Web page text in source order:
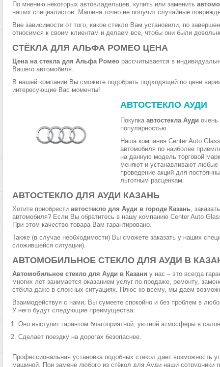
По мнению некоторых автовладельцев, купить или заменить
наших специалистов. Машина точно не получит случайные
Вне зависимости от того, какое стекло Вам установили, по
относимся к своим клиентам и делаем все, чтобы они были
СТЁКЛА ДЛЯ АЛЬФА РОМЕО ЦЕНА
Цена на стекла для Альфа Ромео рассчитывается в
Вашего автомобиля.
В нашей компании Вы сможете подобрать подходящий по цене
интересующие Вас моменты!
АВТОСТЕКЛО АУДИ
Покупка автостекла Ауди очень
популярностью.
Наша компания Center Auto
автомобиля по наиболее
на данную модель торговой
меняют и устанавливают любые
проведение акций для
льготным расценкам.
АВТОСТЕКЛО ДЛЯ АУДИ КАЗАНЬ
Хотите приобрести автостекло для Ауди в городе Казань,
автомобиля? Если Вы обратитесь в нашу компанию Center Auto
При этом качество товара Вам гарантировано.
Также (в случае необходимости) Вы сможете заказать у наших
сложившейся ситуации).
АВТОМОБИЛЬНОЕ СТЕКЛО ДЛЯ АУДИ В
Автомобильное стекло для Ауди в Казани у нас – это всегда
многих лет занимается оказанием услуг по продаже, ремонту,
стёкла даже в сложных ситуациях. Плюс ко всему, мы даем
Взаимодействуя с нами, Вы сумеете спокойно и без проблем в
У него будут следующие преимущества:
Оно выступит гарантом благоприятной, уютной атмосферы в
Сделает поездку на дорогах безопаснее.
Профессиональная установка подобных стёкол дает возможность
машиной. При замене любого из стёкол для Ауди наши